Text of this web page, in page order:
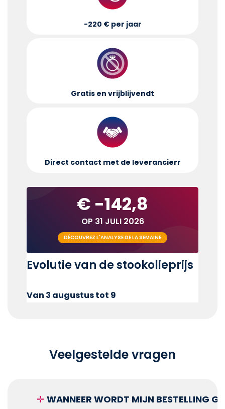
-220 € per jaar
Gratis en vrijblijvendt
Direct contact met de leverancierr
€ -142,8
OP 31 JULI 2026
DÉCOUVREZ L'ANALYSE DE LA SEMAINE
Evolutie van de stookolieprijs
Van 3 augustus tot 9
Veelgestelde vragen
✛ WANNEER WORDT MIJN BESTELLING